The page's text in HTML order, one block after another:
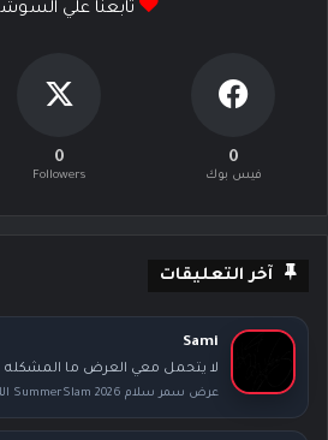
تابعنا علي
0
فيس بوك
0
Followers
آخر التعليقات
Sami
لا يتحمل معي العرض ما المشكله
عرض سمر سلام SummerSlam 2026 الليلة الثانية كامل مترجم